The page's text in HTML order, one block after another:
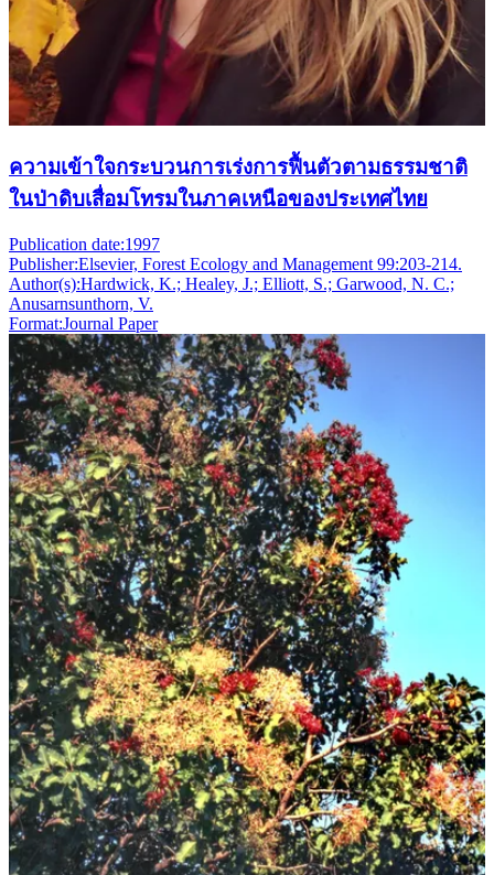
ความเข้าใจกระบวนการเร่งการฟื้นตัวตามธรรมชาติ
ในป่าดิบเสื่อมโทรมในภาคเหนือของประเทศไทย
Publication date:1997
Publisher:Elsevier, Forest Ecology and Management 99:203-214.
Author(s):Hardwick, K.; Healey, J.; Elliott, S.; Garwood, N. C.;
Anusarnsunthorn, V.
Format:Journal Paper